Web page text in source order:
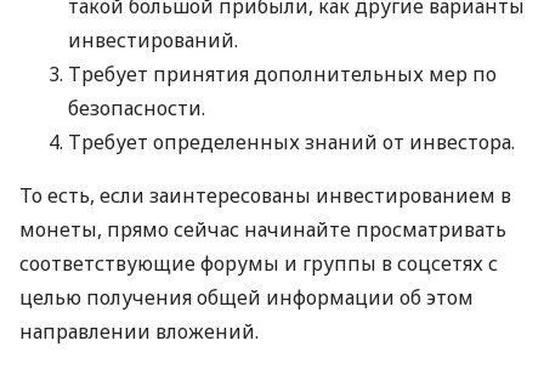
такой большой прибыли, как другие варианты
инвестирований.
Требует принятия дополнительных мер по
безопасности.
Требует определенных знаний от инвестора.
То есть, если заинтересованы инвестированием в
монеты, прямо сейчас начинайте просматривать
соответствующие форумы и группы в соцсетях с
целью получения общей информации об этом
направлении вложений.